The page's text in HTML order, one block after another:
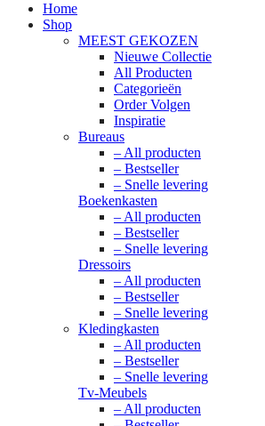
Home
Shop
MEEST GEKOZEN
Nieuwe Collectie
All Producten
Categorieën
Order Volgen
Inspiratie
Bureaus
– All producten
– Bestseller
– Snelle levering
Boekenkasten
– All producten
– Bestseller
– Snelle levering
Dressoirs
– All producten
– Bestseller
– Snelle levering
Kledingkasten
– All producten
– Bestseller
– Snelle levering
Tv-Meubels
– All producten